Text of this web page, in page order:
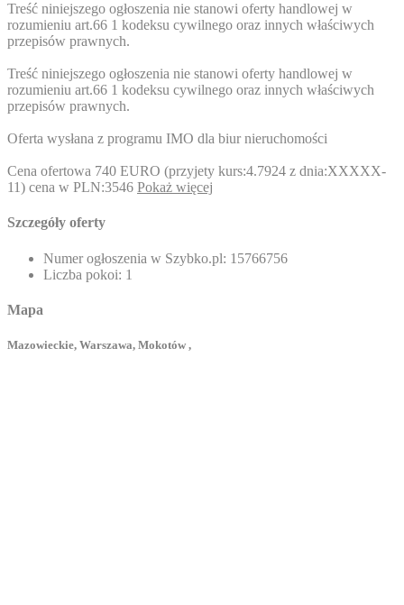
Treść niniejszego ogłoszenia nie stanowi oferty handlowej w
rozumieniu art.66 1 kodeksu cywilnego oraz innych właściwych
przepisów prawnych.
Treść niniejszego ogłoszenia nie stanowi oferty handlowej w
rozumieniu art.66 1 kodeksu cywilnego oraz innych właściwych
przepisów prawnych.
Oferta wysłana z programu IMO dla biur nieruchomości
Cena ofertowa 740 EURO (przyjety kurs:4.7924 z dnia:XXXXX-
11) cena w PLN:3546 Pokaż więcej
Szczegóły oferty
Numer ogłoszenia w Szybko.pl: 15766756
Liczba pokoi: 1
Mapa
Mazowieckie, Warszawa, Mokotów ,